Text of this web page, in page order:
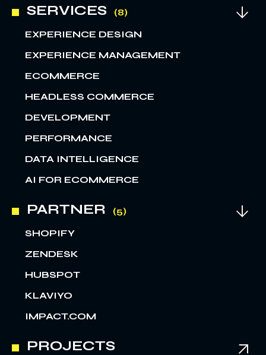
SERVICES
EXPERIENCE DESIGN
EXPERIENCE MANAGEMENT
ECOMMERCE
HEADLESS COMMERCE
DEVELOPMENT
PERFORMANCE
DATA INTELLIGENCE
AI FOR ECOMMERCE
PARTNER
SHOPIFY
ZENDESK
HUBSPOT
KLAVIYO
IMPACT.COM
PROJECTS